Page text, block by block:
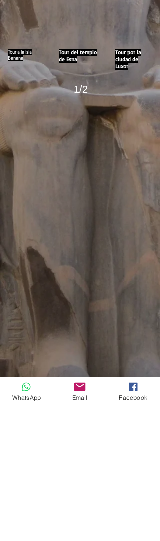
1/2
Tour a la isla
Banana
Tour del templo
de Esna
Tour por la
ciudad de
Luxor
WhatsApp Email Facebook